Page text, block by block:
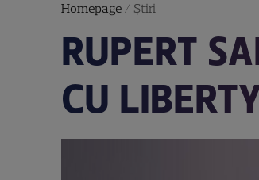
Homepage/ Știri
RUPERT
CU